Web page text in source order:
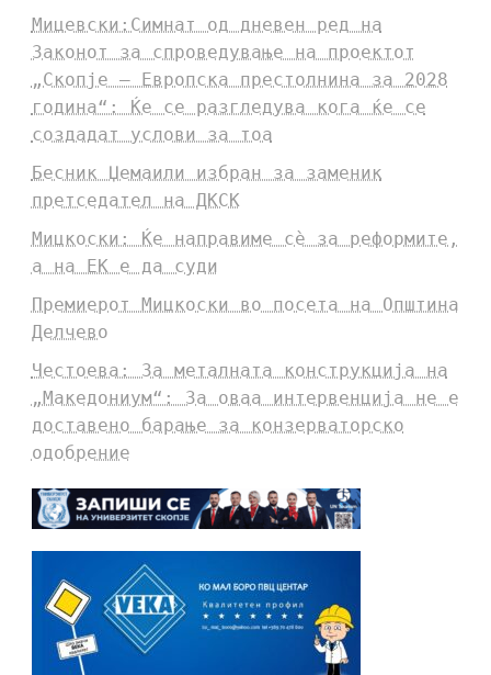
Мицевски:Симнат од дневен ред на
Законот за спроведување на проектот
„Скопје – Европска престолнина за 2028
година“: Ќе се разгледува кога ќе се
создадат услови за тоа
Бесник Џемаили избран за заменик
претседател на ДКСК
Мицкоски: Ќе направиме сè за реформите,
а на ЕК е да суди
Премиерот Мицкоски во посета на Општина
Делчево
Честоева: За металната конструкција на
„Македониум“: За оваа интервенција не е
доставено барање за конзерваторско
одобрение